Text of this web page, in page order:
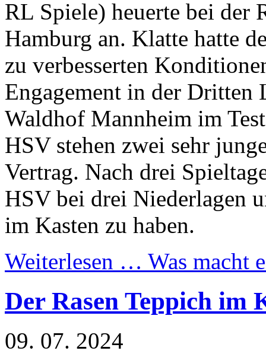
RL Spiele) heuerte bei der
Hamburg an. Klatte hatte
zu verbesserten
Engagement in der
Waldhof Mannheim im
HSV stehen zwei sehr
Vertrag. Nach drei
HSV bei drei Niederlagen
im Kasten zu haben.
Weiterlesen … Was macht
Der Rasen Teppich im
09. 07. 2024